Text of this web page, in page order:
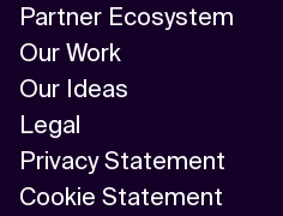
Partner Ecosystem
Our Work
Our Ideas
Legal
Privacy Statement
Cookie Statement